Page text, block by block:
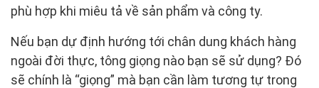
phù hợp khi miêu tả về sản phẩm và công ty.
Nếu bạn dự định hướng tới chân dung khách hàng
ngoài đời thực, tông giọng nào bạn sẽ sử dụng? Đó
sẽ chính là “giọng” mà bạn cần làm tương tự trong